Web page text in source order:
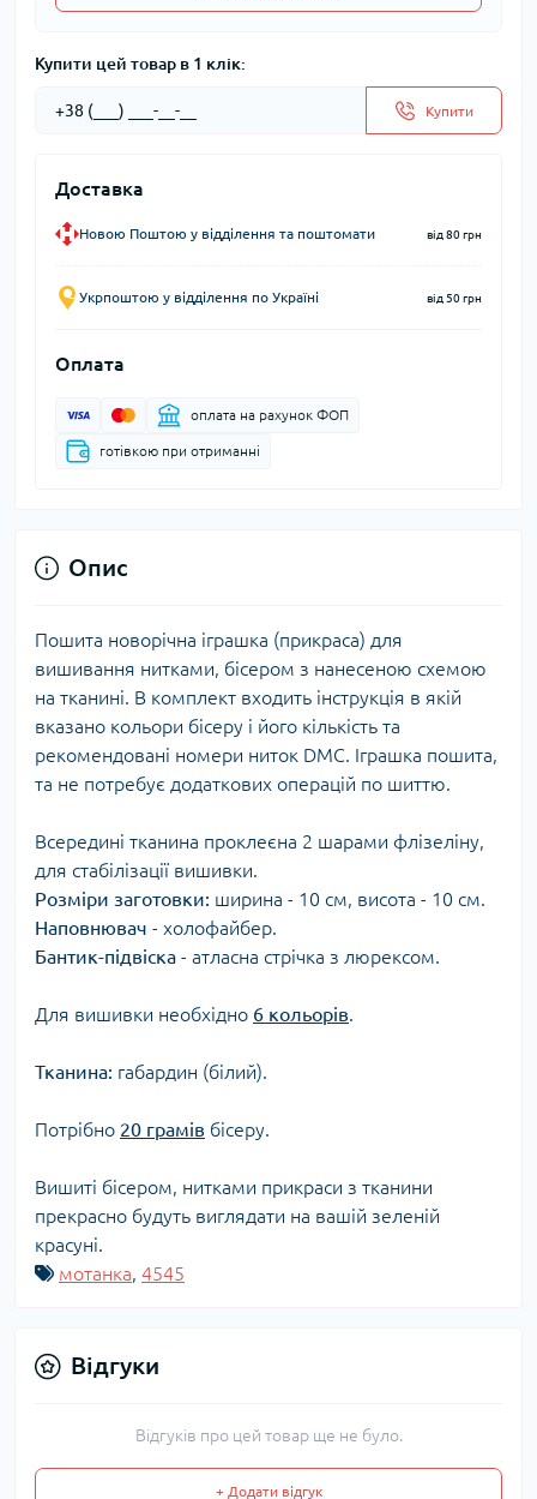
Купити цей товар в 1 клік:
Купити
Доставка
Новою Поштою у відділення та поштомати від 80 грн
Укрпоштою у відділення по Україні від 50 грн
Оплата
оплата на рахунок ФОП
готівкою при отриманні
Опис
Пошита новорічна іграшка (прикраса) для
вишивання нитками, бісером з нанесеною схемою
на тканині. В комплект входить інструкція в якій
вказано кольори бісеру і його кількість та
рекомендовані номери ниток DMC. Іграшка пошита,
та не потребує додаткових операцій по шиттю.
Всередині тканина проклеєна 2 шарами флізеліну,
для стабілізації вишивки.
Розміри заготовки: ширина - 10 см, висота - 10 см.
Наповнювач - холофайбер.
Бантик-підвіска - атласна стрічка з люрексом.
Для вишивки необхідно 6 кольорів.
Тканина: габардин (білий).
Потрібно 20 грамів бісеру.
Вишиті бісером, нитками прикраси з тканини
прекрасно будуть виглядати на вашій зеленій
красуні.
мотанка, 4545
Відгуки
Відгуків про цей товар ще не було.
+ Додати відгук